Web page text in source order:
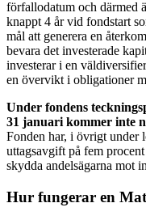
förfallodatum och därmed
knappt 4 år vid fondstart
mål att generera en
bevara det investerade
investerar i en
en övervikt i obligationer
Under fondens
31 januari kommer inte
Fonden har, i övrigt under
uttagsavgift på fem
skydda andelsägarna mot
Hur fungerar en